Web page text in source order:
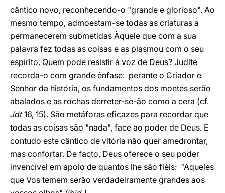
cântico novo, reconhecendo-o "grande e glorioso". Ao
mesmo tempo, admoestam-se todas as criaturas a
permanecerem submetidas Àquele que com a sua
palavra fez todas as coisas e as plasmou com o seu
espírito. Quem pode resistir à voz de Deus? Judite
recorda-o com grande ênfase: perante o Criador e
Senhor da história, os fundamentos dos montes serão
abalados e as rochas derreter-se-ão como a cera (cf.
Jdt16, 15). São metáforas eficazes para recordar que
todas as coisas são "nada", face ao poder de Deus. E
contudo este cântico de vitória não quer amedrontar,
mas confortar. De facto, Deus oferece o seu poder
invencível em apoio de quantos lhe são fiéis: "Aqueles
que Vos temem serão verdadeiramente grandes aos